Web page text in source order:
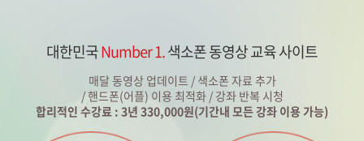
대한민국Number 1.색소폰 동영상 교육 사이트
매달 동영상 업데이트 / 색소폰 자료 추가
/ 핸드폰(어플) 이용 최적화 / 강좌 반복 시청
합리적인 수강료 : 3년 330,000원(기간내 모든 강좌 이용 가능)